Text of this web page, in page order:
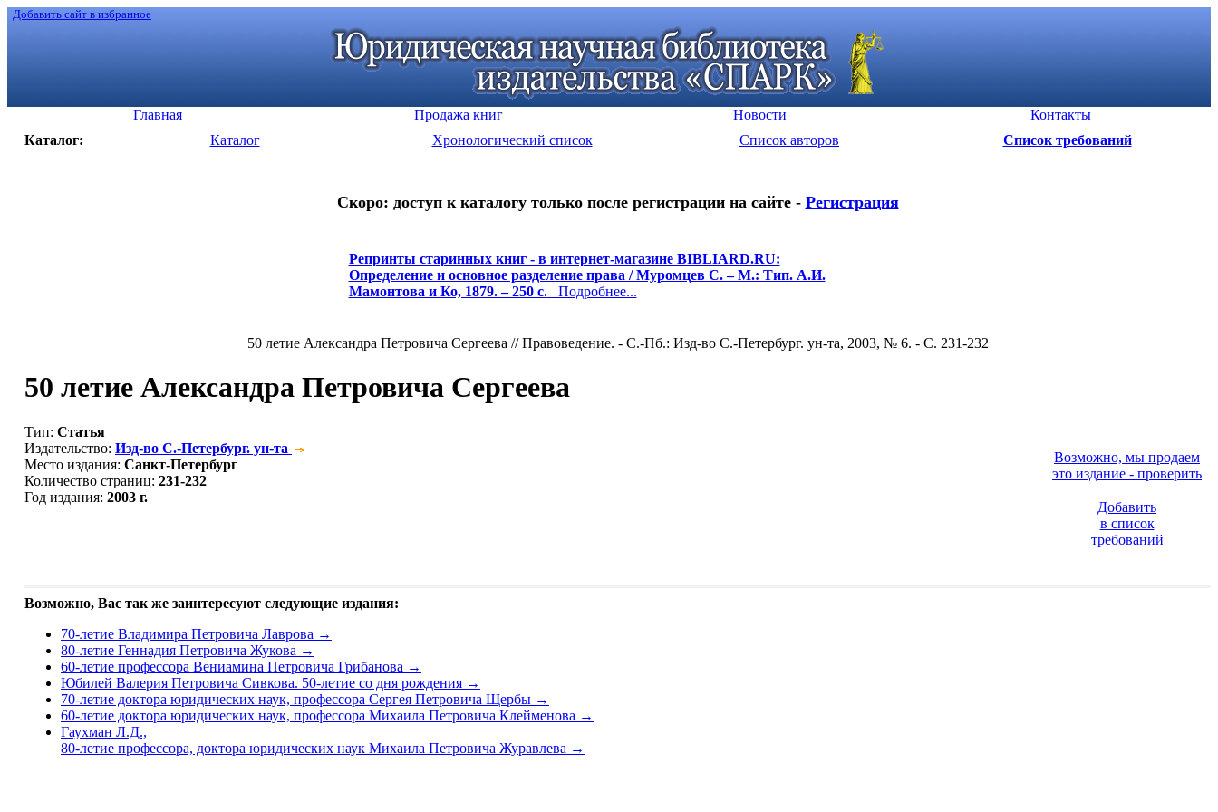
Добавить сайт в избранное
Главная Продажа книг Новости
Контакты
Каталог:
Каталог Хронологический список Список авторов Список требований
Скоро: доступ к каталогу только после регистрации на сайте - Регистрация
Репринты старинных книг - в интернет-магазине BIBLIARD.RU:
Определение и основное разделение права / Муромцев С. – М.: Тип. А.И.
Мамонтова и Ко, 1879. – 250 с.Подробнее...
50 летие Александра Петровича Сергеева // Правоведение. - С.-Пб.: Изд-во С.-Петербург. ун-та, 2003, № 6. - С. 231-232
50 летие Александра Петровича Сергеева
Тип: Статья
Издательство: Изд-во С.-Петербург. ун-та
Место издания: Санкт-Петербург
Количество страниц: 231-232
Год издания: 2003 г.
Возможно, мы продаем
это издание - проверить
Добавить
в список
требований
Возможно, Вас так же заинтересуют следующие издания:
70-летие Владимира Петровича Лаврова →
80-летие Геннадия Петровича Жукова →
60-летие профессора Вениамина Петровича Грибанова →
Юбилей Валерия Петровича Сивкова. 50-летие со дня рождения →
70-летие доктора юридических наук, профессора Сергея Петровича Щербы →
60-летие доктора юридических наук, профессора Михаила Петровича Клейменова →
Гаухман Л.Д.,
80-летие профессора, доктора юридических наук Михаила Петровича Журавлева →